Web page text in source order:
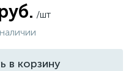
/шт
в корзину